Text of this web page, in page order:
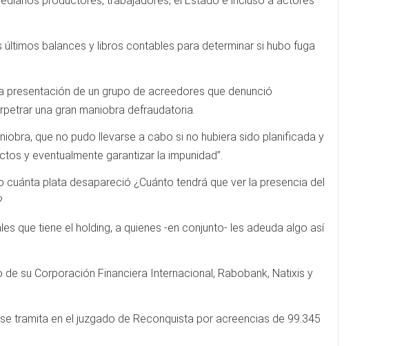
balances y libros contables para determinar si hubo fuga
de un grupo de acreedores que denunció
una gran maniobra defraudatoria.
que no pudo llevarse a cabo si no hubiera sido planificada y
y eventualmente garantizar la impunidad”.
plata desapareció ¿Cuánto tendrá que ver la presencia del
que tiene el holding, a quienes -en conjunto- les adeuda algo así
su Corporación Financiera Internacional, Rabobank, Natixis y
tramita en el juzgado de Reconquista por acreencias de 99.345